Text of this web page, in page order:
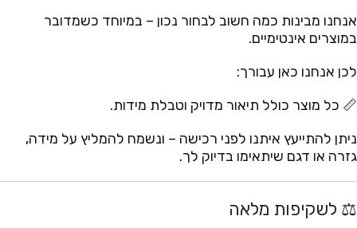
אנחנו מבינות כמה חשוב לבחור נכון – במיוחד כשמדובר
במוצרים אינטימיים.
לכן אנחנו כאן עבורך:
📏 כל מוצר כולל תיאור מדויק וטבלת מידות.
ניתן להתייעץ איתנו לפני רכישה – ונשמח להמליץ על מידה,
גזרה או דגם שיתאימו בדיוק לך.
⚖️ לשקיפות מלאה